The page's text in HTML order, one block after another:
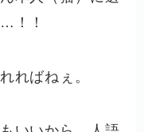
！！
ればねぇ。